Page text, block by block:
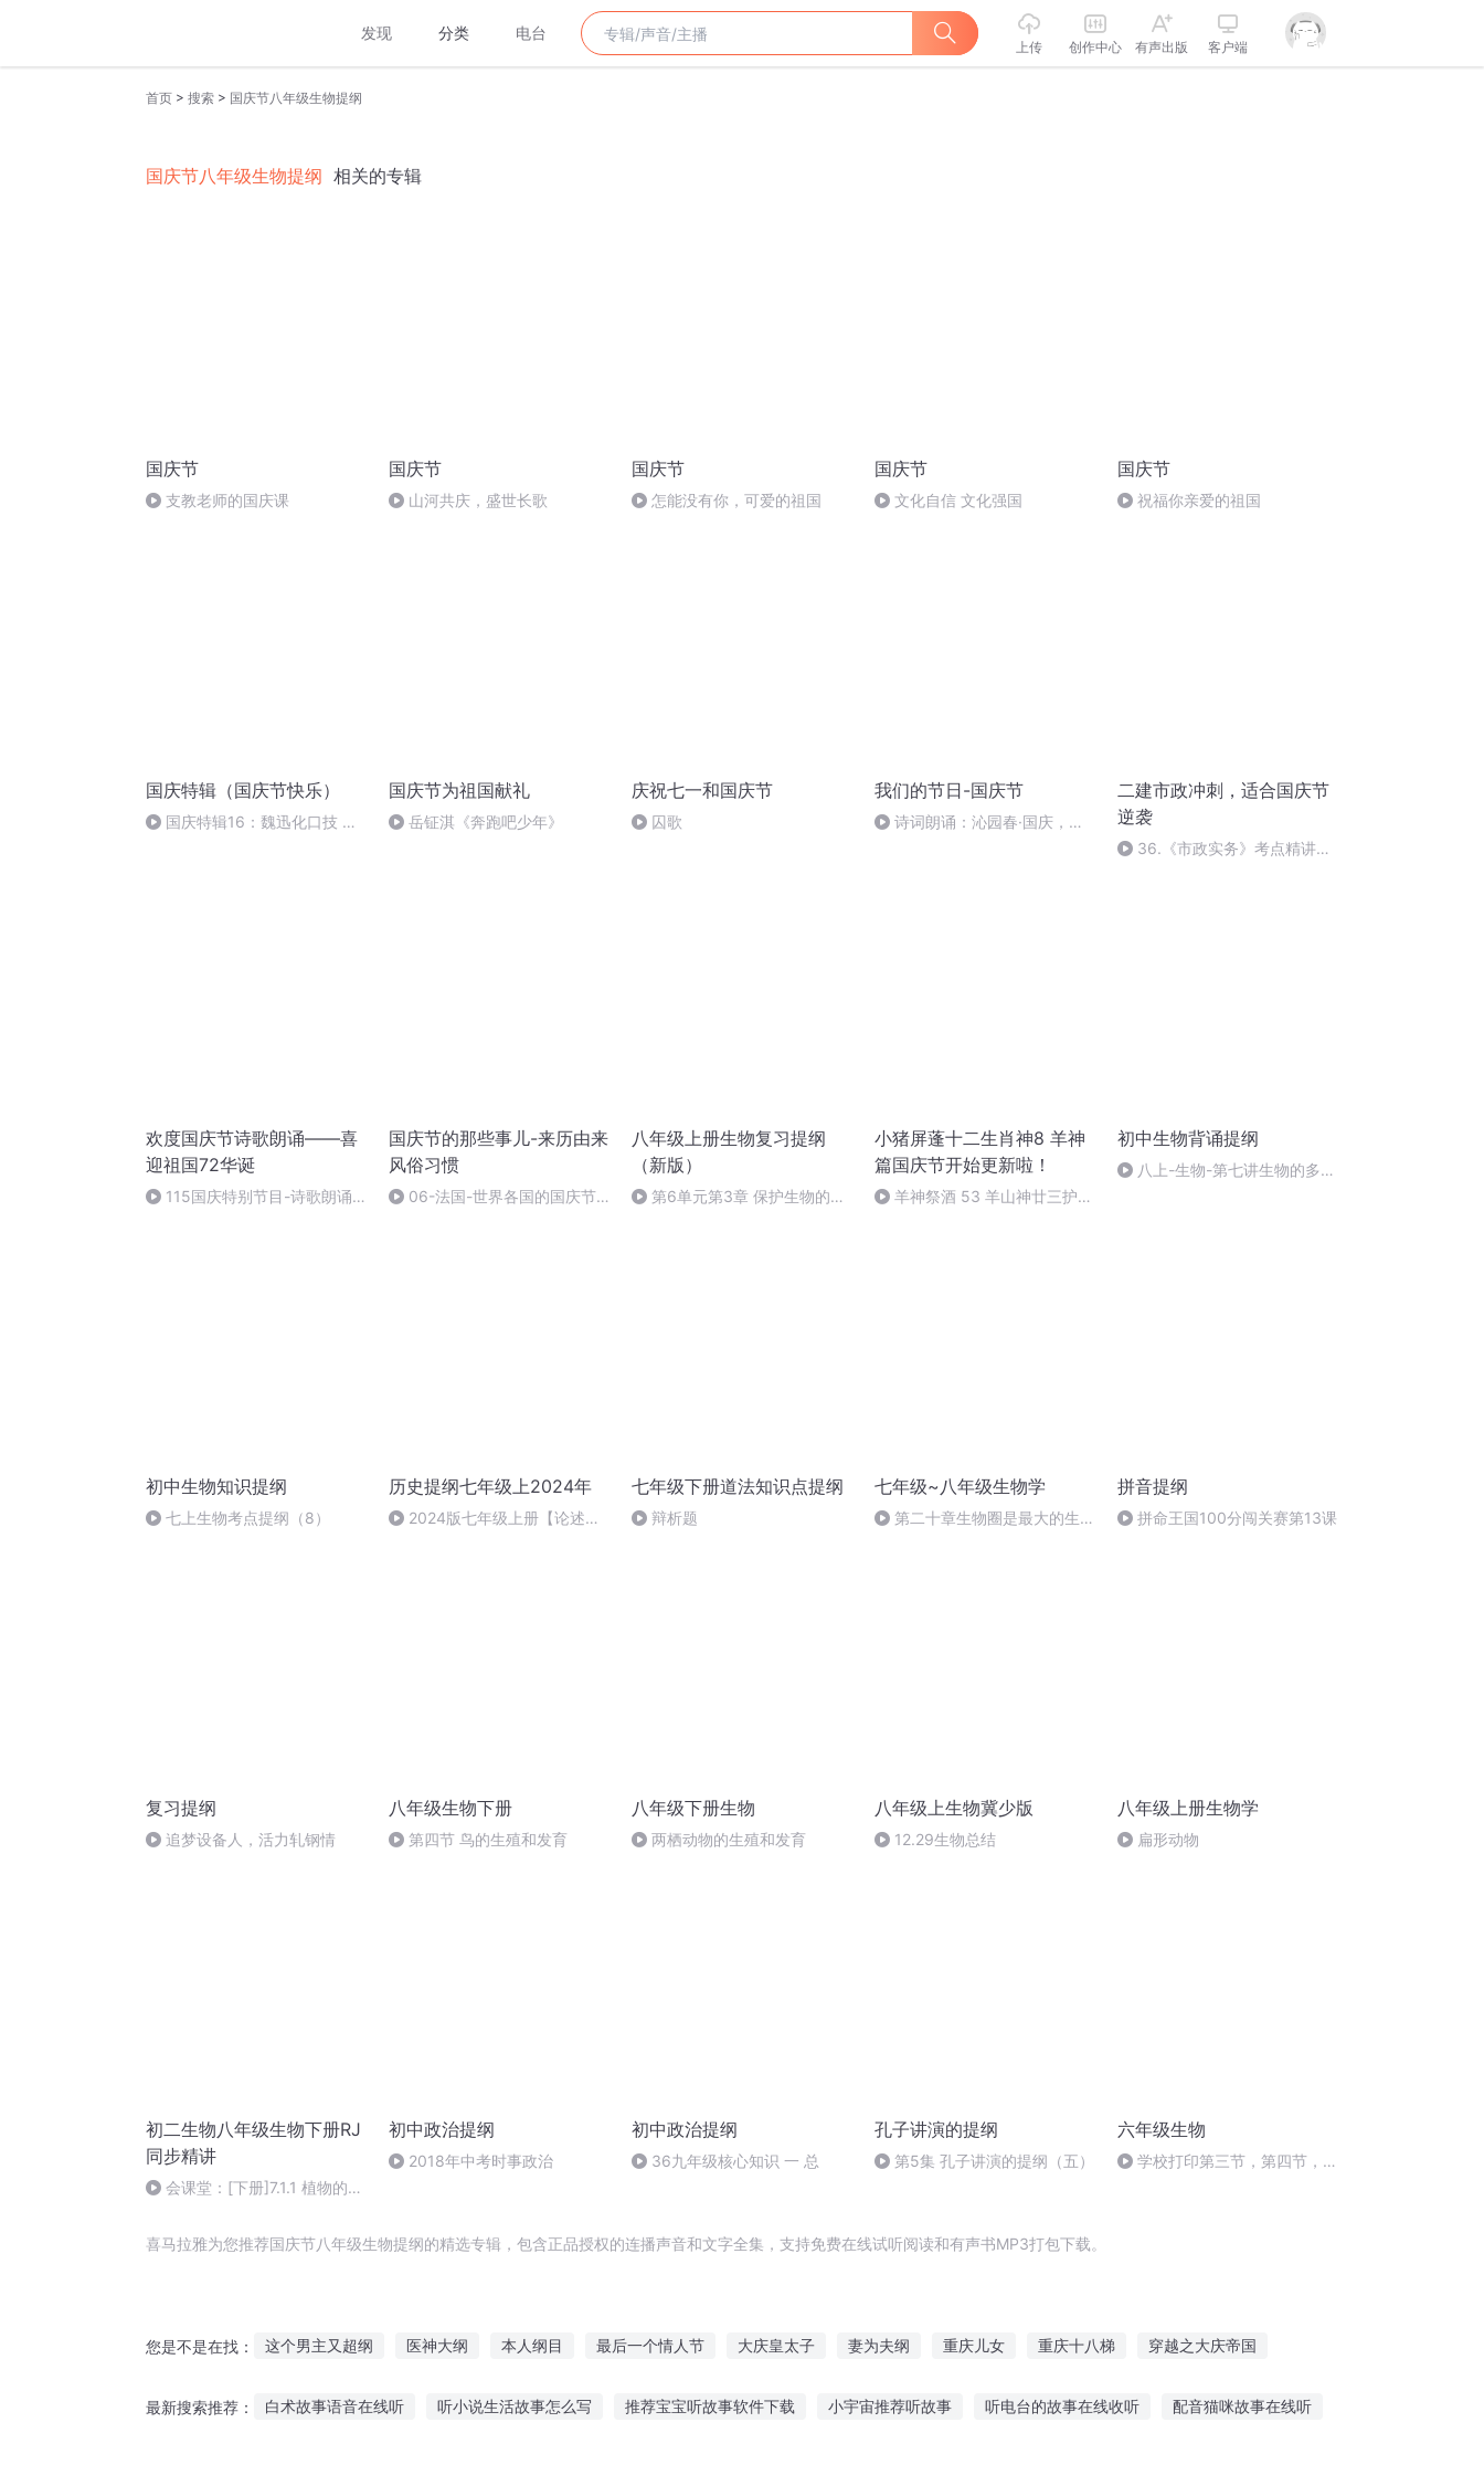
发现 分类 电台
上传 创作中心 有声出版 客户端
首页 > 搜索 > 国庆节八年级生物提纲
国庆节八年级生物提纲 相关的专辑
国庆节
支教老师的国庆课
国庆节
山河共庆，盛世长歌
国庆节
怎能没有你，可爱的祖国
国庆节
文化自信 文化强国
国庆节
祝福你亲爱的祖国
国庆特辑（国庆节快乐）
国庆特辑16：魏迅化口技 二
国庆节为祖国献礼
岳钲淇《奔跑吧少年》
庆祝七一和国庆节
囚歌
我们的节日-国庆节
诗词朗诵：沁园春·国庆，朗
二建市政冲刺，适合国庆节
逆袭
36.《市政实务》考点精讲第
欢度国庆节诗歌朗诵——喜
迎祖国72华诞
115国庆特别节目-诗歌朗诵-
国庆节的那些事儿-来历由来
风俗习惯
06-法国-世界各国的国庆节-
八年级上册生物复习提纲
（新版）
第6单元第3章 保护生物的多
小猪屏蓬十二生肖神8 羊神
篇国庆节开始更新啦！
羊神祭酒 53 羊山神廿三护祭
初中生物背诵提纲
八上-生物-第七讲生物的多样
初中生物知识提纲
七上生物考点提纲（8）
历史提纲七年级上2024年
2024版七年级上册【论述
七年级下册道法知识点提纲
辩析题
七年级~八年级生物学
第二十章生物圈是最大的生态
拼音提纲
拼命王国100分闯关赛第13课
复习提纲
追梦设备人，活力轧钢情
八年级生物下册
第四节 鸟的生殖和发育
八年级下册生物
两栖动物的生殖和发育
八年级上生物冀少版
12.29生物总结
八年级上册生物学
扁形动物
初二生物八年级生物下册RJ
同步精讲
会课堂：[下册]7.1.1 植物的生
初中政治提纲
2018年中考时事政治
初中政治提纲
36九年级核心知识 一 总
孔子讲演的提纲
第5集 孔子讲演的提纲（五）
六年级生物
学校打印第三节，第四节，第
喜马拉雅为您推荐国庆节八年级生物提纲的精选专辑，包含正品授权的连播声音和文字全集，支持免费在线试听阅读和有声书MP3打包下载。
您是不是在找： 这个男主又超纲 医神大纲 本人纲目 最后一个情人节 大庆皇太子 妻为夫纲 重庆儿女 重庆十八梯 穿越之大庆帝国
最新搜索推荐： 白术故事语音在线听 听小说生活故事怎么写 推荐宝宝听故事软件下载 小宇宙推荐听故事 听电台的故事在线收听 配音猫咪故事在线听